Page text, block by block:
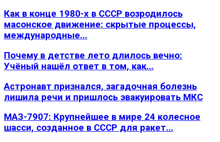
Как в конце 1980-х в СССР возродилось
масонское движение: скрытые процессы,
международные...
Почему в детстве лето длилось вечно:
Учёный нашёл ответ в том, как...
Астронавт признался, загадочная болезнь
лишила речи и пришлось эвакуировать МКС
МАЗ-7907: Крупнейшее в мире 24 колесное
шасси, созданное в СССР для ракет...